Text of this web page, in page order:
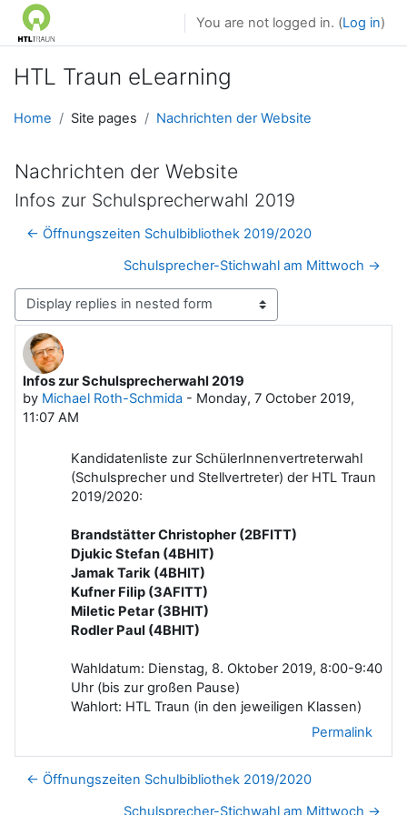
Skip to main content
You are not logged in. (Log in)
HTL Traun eLearning
Home Site pages Nachrichten der Website
Nachrichten der Website
Infos zur Schulsprecherwahl 2019
← Öffnungszeiten Schulbibliothek 2019/2020
Schulsprecher-Stichwahl am Mittwoch →
Display mode
Infos zur Schulsprecherwahl 2019
by Michael Roth-Schmida - Monday, 7 October 2019,
11:07 AM
Number of replies: 0
Kandidatenliste zur SchülerInnenvertreterwahl
(Schulsprecher und Stellvertreter) der HTL Traun
2019/2020:
Brandstätter Christopher (2BFITT)
Djukic Stefan (4BHIT)
Jamak Tarik (4BHIT)
Kufner Filip (3AFITT)
Miletic Petar (3BHIT)
Rodler Paul (4BHIT)
Wahldatum: Dienstag, 8. Oktober 2019, 8:00-9:40
Uhr (bis zur großen Pause)
Wahlort: HTL Traun (in den jeweiligen Klassen)
Permalink
← Öffnungszeiten Schulbibliothek 2019/2020
Schulsprecher-Stichwahl am Mittwoch →